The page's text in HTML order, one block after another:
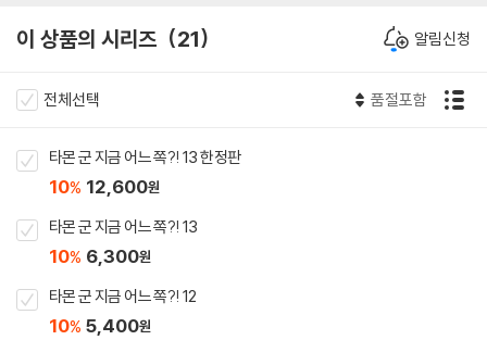
이 상품의 시리즈 21 알림신청
전체선택 품절포함
타몬 군 지금 어느 쪽?! 13 한정판
10% 12,600원
타몬 군 지금 어느 쪽?! 13
10% 6,300원
타몬 군 지금 어느 쪽?! 12
10% 5,400원